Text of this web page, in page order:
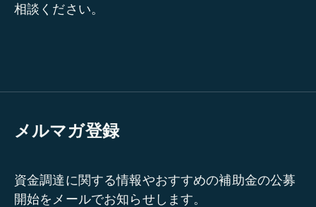
相談ください。
メルマガ登録
資金調達に関する情報やおすすめの補助金の公募
開始をメールでお知らせします。